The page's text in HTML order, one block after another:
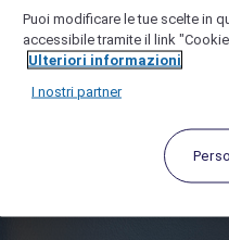
Puoi modificare le tue scelte in
accessibile tramite il link
Ulteriori informazioni
I nostri partner